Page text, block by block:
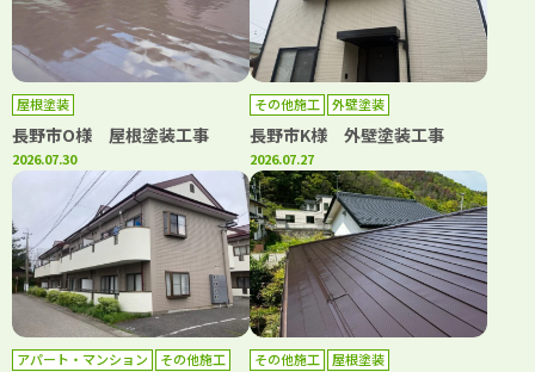
屋根塗装
長野市O様 屋根塗装工事
2026.07.30
その他施工 外壁塗装
長野市K様 外壁塗装工事
2026.07.27
アパート・マンション
その他施工
その他施工 屋根塗装